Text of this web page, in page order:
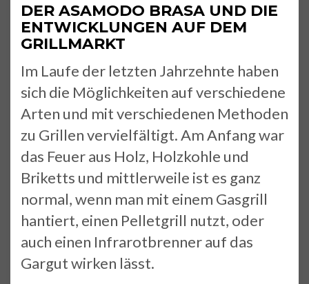
DER ASAMODO BRASA UND DIE
ENTWICKLUNGEN AUF DEM
GRILLMARKT
Im Laufe der letzten Jahrzehnte haben
sich die Möglichkeiten auf verschiedene
Arten und mit verschiedenen Methoden
zu Grillen vervielfältigt. Am Anfang war
das Feuer aus Holz, Holzkohle und
Briketts und mittlerweile ist es ganz
normal, wenn man mit einem Gasgrill
hantiert, einen Pelletgrill nutzt, oder
auch einen Infrarotbrenner auf das
Gargut wirken lässt.